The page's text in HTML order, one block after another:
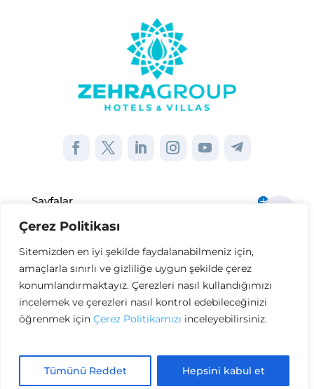
Çerez Politikası
Sitemizden en iyi şekilde faydalanabilmeniz için,
amaçlarla sınırlı ve gizliliğe uygun şekilde çerez
konumlandırmaktayız. Çerezleri nasıl kullandığımızı
incelemek ve çerezleri nasıl kontrol edebileceğinizi
öğrenmek için Çerez Politikamızı inceleyebilirsiniz.
Tümünü Reddet Hepsini kabul et
Sayfalar
Diğer Bağlantılar